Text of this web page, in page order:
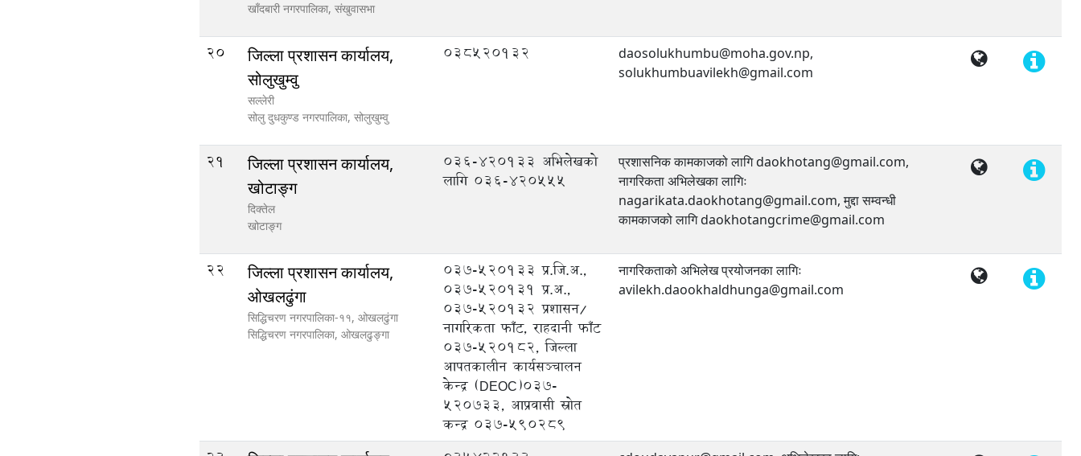
खाँदबारी नगरपालिका, संखुवासभा
20
जिल्ला प्रशासन कार्यालय,
सोलुखुम्वु
सल्लेरी
सोलु दुधकुण्ड नगरपालिका, सोलुखुम्वु
038520132
daosolukhumbu@moha.gov.np,
solukhumbuavilekh@gmail.com
21
जिल्ला प्रशासन कार्यालय,
खोटाङ्ग
दिक्तेल
खोटाङ्ग
036-420133 अभिलेखको
लागि 036-420555
प्रशासनिक कामकाजको लागि daokhotang@gmail.com,
नागरिकता अभिलेखका लागिः
nagarikata.daokhotang@gmail.com, मुद्दा सम्वन्धी
कामकाजको लागि daokhotangcrime@gmail.com
22
जिल्ला प्रशासन कार्यालय,
ओखलढुंगा
सिद्धिचरण नगरपालिका-११, ओखलढुंगा
सिद्धिचरण नगरपालिका, ओखलढुङ्गा
037-520133 प्र.जि.अ.,
037-520131 प्र.अ.,
037-520132 प्रशासन/
नागरिकता फाँट, राहदानी फाँट
037-520182, जिल्ला
आपतकालीन कार्यसञ्‍चालन
केन्द्र (DEOC)037-
520733, आप्रवासी स्रोत
कन्द्र 037-590289
नागरिकताको अभिलेख प्रयोजनका लागिः
avilekh.daookhaldhunga@gmail.com